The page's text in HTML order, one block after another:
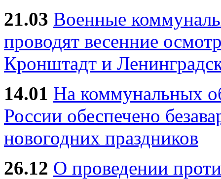
21.03 Военные
проводят весенние
Кронштадт и
14.01 На коммунальных
России обеспечено
новогодних праздников
26.12 О проведении